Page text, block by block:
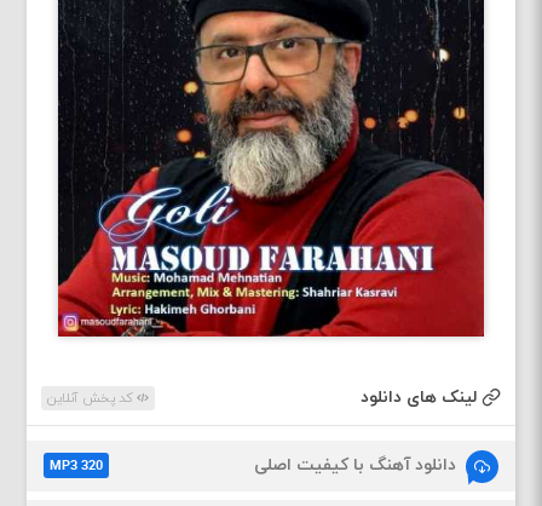
لینک های دانلود کد پخش آنلاین
دانلود آهنگ با کیفیت اصلی MP3 320